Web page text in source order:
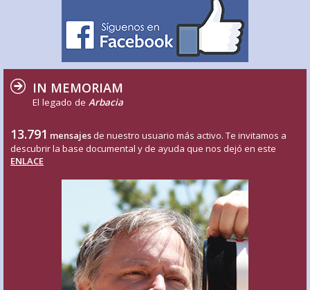
IN MEMORIAM
El legado de Arbacia
13.791 mensajes de nuestro usuario más activo. Te invitamos a
descubrir la base documental y de ayuda que nos dejó en este
ENLACE